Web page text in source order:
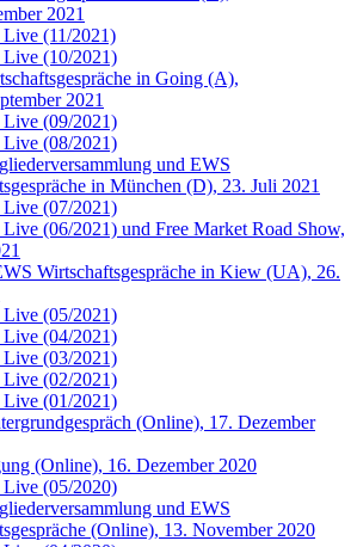
2021
(11/2021)
(10/2021)
in Going (A),
2021
(09/2021)
(08/2021)
und EWS
in München (D), 23. Juli 2021
(07/2021)
(06/2021) und Free Market Road Show,
Wirtschaftsgespräche in Kiew (UA), 26.
(05/2021)
(04/2021)
(03/2021)
(02/2021)
(01/2021)
(Online), 17. Dezember
(Online), 16. Dezember 2020
(05/2020)
und EWS
(Online), 13. November 2020